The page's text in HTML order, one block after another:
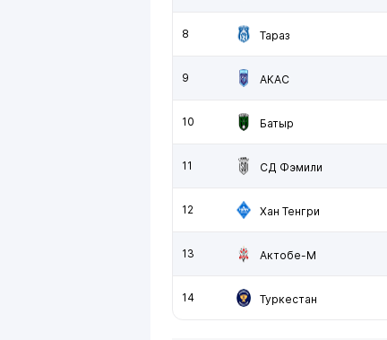
8 Тараз
9 АКАС
10 Батыр
11 СД Фэмили
12 Хан Тенгри
13 Актобе-М
14 Туркестан